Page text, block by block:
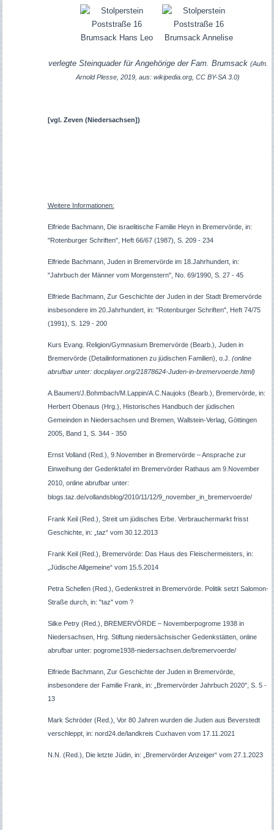
verlegte Steinquader für Angehörige der Fam. Brumsack (Aufn.
Arnold Plesse, 2019, aus: wikipedia.org, CC BY-SA 3.0)
[vgl. Zeven (Niedersachsen])
Weitere Informationen:
Elfriede Bachmann, Die israelitische Familie Heyn in Bremervörde, in:
"Rotenburger Schriften", Heft 66/67 (1987), S. 209 - 234
Elfriede Bachmann, Juden in Bremervörde im 18.Jahrhundert, in:
"Jahrbuch der Männer vom Morgenstern", No. 69/1990, S. 27 - 45
Elfriede Bachmann, Zur Geschichte der Juden in der Stadt Bremervörde
insbesondere im 20.Jahrhundert, in: "Rotenburger Schriften", Heft 74/75
(1991), S. 129 - 200
Kurs Evang. Religion/Gymnasium Bremervörde (Bearb.), Juden in
Bremervörde (Detailinformationen zu jüdischen Familien), o.J. (online
abrufbar unter: docplayer.org/21878624-Juden-in-bremervoerde.html)
A.Baumert/J.Bohmbach/M.Lappin/A.C.Naujoks (Bearb.), Bremervörde, in:
Herbert Obenaus (Hrg.), Historisches Handbuch der jüdischen
Gemeinden in Niedersachsen und Bremen, Wallstein-Verlag, Göttingen
2005, Band 1, S. 344 - 350
Ernst Volland (Red.), 9.November in Bremervörde – Ansprache zur
Einweihung der Gedenktafel im Bremervörder Rathaus am 9.November
2010, online abrufbar unter:
blogs.taz.de/vollandsblog/2010/11/12/9_november_in_bremervoerde/
Frank Keil (Red.), Streit um jüdisches Erbe. Verbrauchermarkt frisst
Geschichte, in: „taz“ vom 30.12.2013
Frank Keil (Red.), Bremervörde: Das Haus des Fleischermeisters, in:
„Jüdische Allgemeine“ vom 15.5.2014
Petra Schellen (Red.), Gedenkstreit in Bremervörde. Politik setzt Salomon-
Straße durch, in: "taz" vom ?
Silke Petry(Red.), BREMERVÖRDE– Novemberpogrome 1938 in
Niedersachsen, Hrg. Stiftung niedersächsischerGedenkstätten, online
abrufbar unter: pogrome1938-niedersachsen.de/bremervoerde/
Elfriede Bachmann, Zur Geschichte der Juden in Bremervörde,
insbesondere der Familie Frank, in: „Bremervörder Jahrbuch 2020", S. 5 -
13
Mark Schröder (Red.), Vor 80 Jahren wurden die Juden aus Beverstedt
verschleppt, in: nord24.de/landkreis Cuxhaven vom 17.11.2021
N.N. (Red.), Die letzte Jüdin, in: „Bremervörder Anzeiger“ vom 27.1.2023